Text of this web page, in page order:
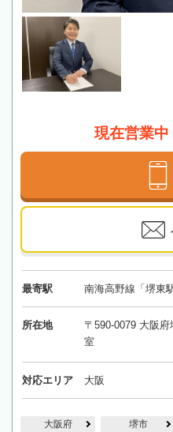
現在営業中
最寄駅 南海高野線「堺東
所在地
〒590-0079 大阪
室
対応エリア 大阪
大阪府 堺市